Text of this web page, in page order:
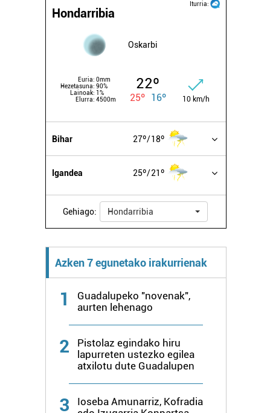
Iturria:
Hondarribia
Oskarbi
Euria: 0mm
Hezetasuna: 90%
Lainoak: 1%
Elurra: 4500m
22º
25º 16º 10 km/h
Bihar 27º 18º
Igandea 25º 21º
Gehiago: Hondarribia
Azken 7 egunetako irakurrienak
1
Guadalupeko "novenak",
aurten lehenago
2
Pistolaz egindako hiru
lapurreten ustezko egilea
atxilotu dute Guadalupen
3
Ioseba Amunarriz, Kofradia